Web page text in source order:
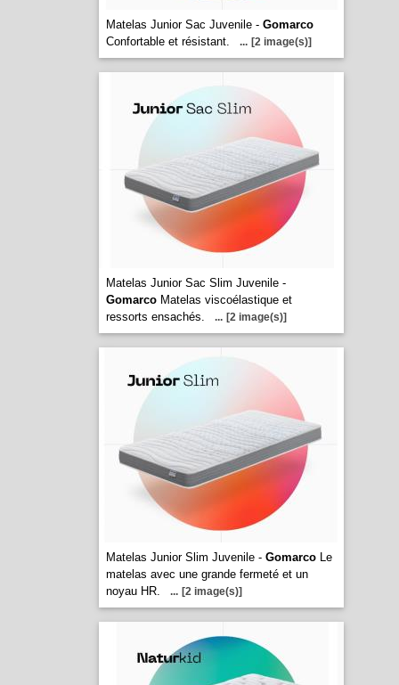
Matelas Junior Sac Juvenile - Gomarco
Confortable et résistant.
... [2 image(s)]
Matelas Junior Sac Slim Juvenile -
GomarcoMatelas viscoélastique et
ressorts ensachés.
... [2 image(s)]
Matelas Junior Slim Juvenile - GomarcoLe
matelas avec une grande fermeté et un
noyau HR.
... [2 image(s)]